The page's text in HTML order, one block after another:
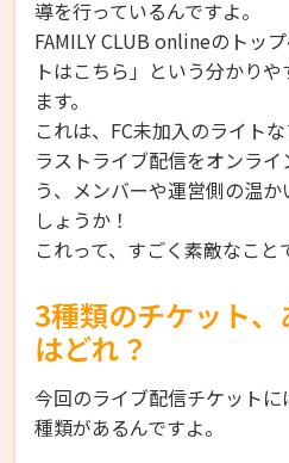
導を行っているんですよ。
FAMILY CLUB onlineのトッ
トはこちら」という分かり
ます。
これは、FC未加入のライト
ラストライブ配信をオンラ
う、メンバーや運営側の温
しょうか！
これって、すごく素敵なこと
3種類のチケット
はどれ？
今回のライブ配信チケット
種類があるんですよ。